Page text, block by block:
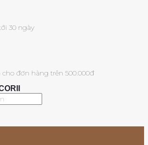
30 ngày
đơn hàng trên 500.000đ